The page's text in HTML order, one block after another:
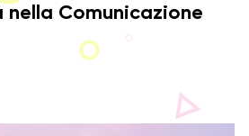
nella Comunicazione